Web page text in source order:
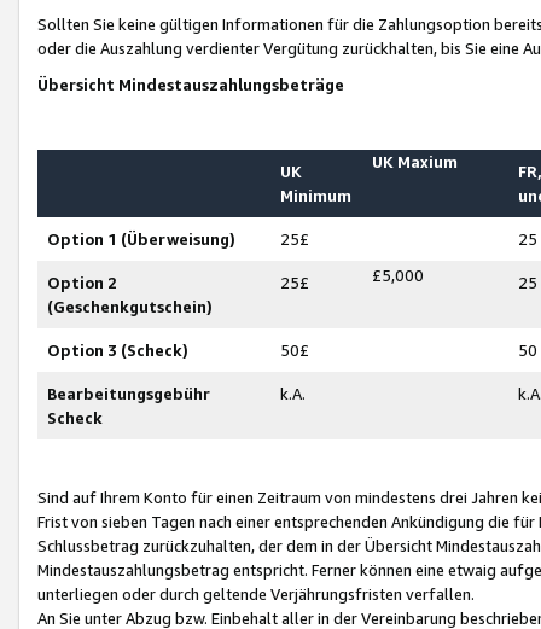
Sollten Sie keine gültigen Informationen für die Zahlungsoption
oder die Auszahlung verdienter Vergütung zurückhalten, bis Sie
Übersicht Mindestauszahlungsbeträge
UK
Minimum
UK Maxium
Option 1 (Überweisung) 25£ 25
Option 2
(Geschenkgutschein)
25£ £5,000 25
Option 3 (Scheck) 50£ 50
Bearbeitungsgebühr
Scheck
k.A.
Sind auf Ihrem Konto für einen Zeitraum von mindestens drei Jahren
Frist von sieben Tagen nach einer entsprechenden Ankündigung die
Schlussbetrag zurückzuhalten, der dem in der Übersicht
Mindestauszahlungsbetrag entspricht. Ferner können eine etwaig
unterliegen oder durch geltende Verjährungsfristen verfallen.
An Sie unter Abzug bzw. Einbehalt aller in der Vereinbarung